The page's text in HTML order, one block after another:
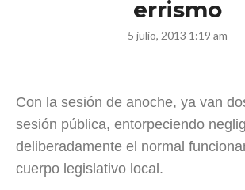
errismo
5 julio, 2013 1:19 am
Con la sesión de anoche, ya van
sesión pública, entorpeciendo
deliberadamente el normal
cuerpo legislativo local.